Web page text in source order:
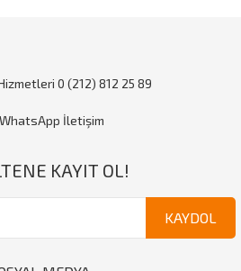
0 (212) 812 25 89
WhatsApp İletişim
KAYIT OL!
KAYDOL